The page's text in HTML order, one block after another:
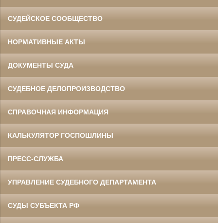
СУДЕЙСКОЕ СООБЩЕСТВО
НОРМАТИВНЫЕ АКТЫ
ДОКУМЕНТЫ СУДА
СУДЕБНОЕ ДЕЛОПРОИЗВОДСТВО
СПРАВОЧНАЯ ИНФОРМАЦИЯ
КАЛЬКУЛЯТОР ГОСПОШЛИНЫ
ПРЕСС-СЛУЖБА
УПРАВЛЕНИЕ СУДЕБНОГО ДЕПАРТАМЕНТА
СУДЫ СУБЪЕКТА РФ